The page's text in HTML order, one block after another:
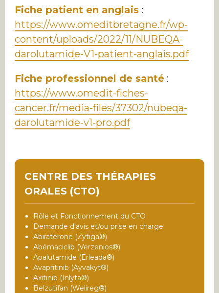
CENTRE DES THÉRAPIES
ORALES (CTO)
Rôle et Fonctionnement du CTO
Demande d'avis et/ou prise en charge
Abiratérone (Zytiga®)
Abémaciclib (Verzenios®)
Apalutamide (Erleada®)
Avapritinib (Ayvakyt®)
Axitinib (Inlyta®)
Belzutifan (Welireg®)
Fiche patient en anglais :
https://www.omeditbretagne.fr/wp-
content/uploads/2022/11/NUBEQA-
darolutamide-V1-patient-anglais.pdf
Fiche professionnel de santé :
https://www.omedit-fiches-
cancer.fr/media-files/37302/nubeqa-
darolutamide-v1-pro.pdf